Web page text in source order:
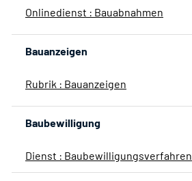
Onlinedienst : Bauabnahmen
Bauanzeigen
Rubrik : Bauanzeigen
Baubewilligung
Dienst : Baubewilligungsverfahren